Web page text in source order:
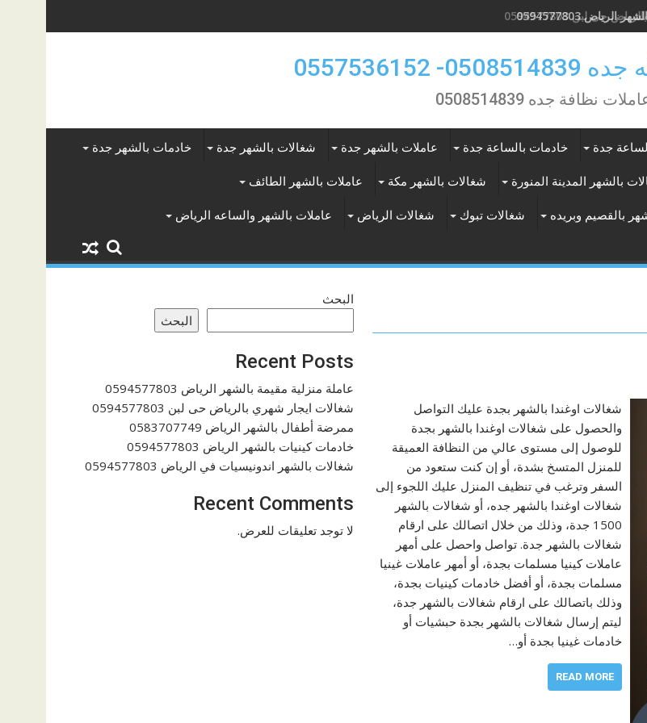
حى لبن 0594577803
نظافة جده 0508514839
جدة خادمات بالساعة جدة عاملات بالشهر جدة شغالات بالشهر جدة خادمات بالشهر جدة
بالشهر المدينة المنورة شغالات بالشهر مكة عاملات بالشهر الطائف
بالقصيم وبريده شغالات تبوك شغالات الرياض عاملات بالشهر والساعه الرياض
شغالات اوغندا بالشهر بجدة عليك التواصل
والحصول على شغالات اوغندا بالشهر بجدة
للوصول إلى مستوى عالي من النظافة العميقة
للمنزل المتسخ بشدة، أو إن كنت ستعود من
السفر وترغب في تنظيف المنزل عليك اللجوء إلى
شغالات اوغندا بالشهر جده، أو شغالات بالشهر
1500 جدة، وذلك من خلال اتصالك على ارقام
شغالات بالشهر جدة. تواصل واحصل على أمهر
عاملات كينيا مسلمات بجدة، أو أمهر عاملات غينيا
مسلمات بجدة، أو أفضل خادمات كينيات بجدة،
وذلك باتصالك على ارقام شغالات بالشهر جدة،
ليتم إرسال شغالات بالشهر بجدة حبشيات أو
خادمات غينيا بجدة أو…
READ MORE
البحث
البحث
Recent Posts
عاملة منزلية مقيمة بالشهر الرياض 0594577803
شغالات ايجار شهري بالرياض حى لبن 0594577803
ممرضة أطفال بالشهر الرياض 0583707749
خادمات كينيات بالشهر الرياض 0594577803
شغالات بالشهر اندونيسيات في الرياض 0594577803
Recent Comments
لا توجد تعليقات للعرض.